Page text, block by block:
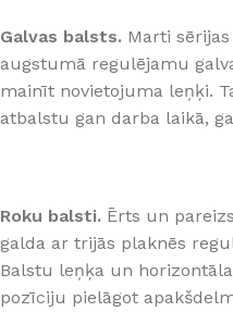
Galvas balsts. Marti
augstumā regulējamu
mainīt novietojuma leņķi.
atbalstu gan darba laikā,
Roku balsti. Ērts un
galda ar trijās plaknēs
Balstu leņķa un
pozīciju pielāgot